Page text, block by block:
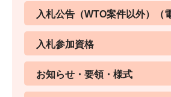
入札公告（WTO案件以外）（
入札参加資格
お知らせ・要領・様式